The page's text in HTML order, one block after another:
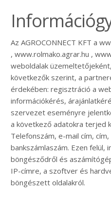
Az AGROCONNECT KFT a
, www.rolmako.agrar.hu ,
weboldalak
következők szerint, a
érdekében: regisztráció a
információkérés,
szervezet eseményre
a következő adatokra terjed
Telefonszám, e-mail cím,
bankszámlaszám. Ezen felül,
böngésződről és
IP-címre, a szoftver és
böngészett oldalakról.